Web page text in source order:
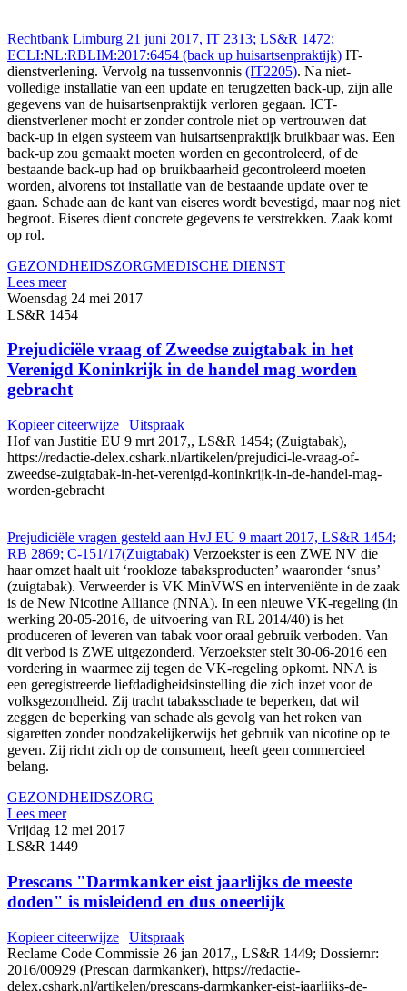
Rechtbank Limburg 21 juni 2017, IT 2313; LS&R 1472;
ECLI:NL:RBLIM:2017:6454 (back up huisartsenpraktijk) IT-
dienstverlening. Vervolg na tussenvonnis (IT2205). Na niet-
volledige installatie van een update en terugzetten back-up, zijn alle
gegevens van de huisartsenpraktijk verloren gegaan. ICT-
dienstverlener mocht er zonder controle niet op vertrouwen dat
back-up in eigen systeem van huisartsenpraktijk bruikbaar was. Een
back-up zou gemaakt moeten worden en gecontroleerd, of de
bestaande back-up had op bruikbaarheid gecontroleerd moeten
worden, alvorens tot installatie van de bestaande update over te
gaan. Schade aan de kant van eiseres wordt bevestigd, maar nog niet
begroot. Eiseres dient concrete gegevens te verstrekken. Zaak komt
op rol.
GEZONDHEIDSZORGMEDISCHE DIENST
Lees meer
Woensdag 24 mei 2017
LS&R 1454
Prejudiciële vraag of Zweedse zuigtabak in het
Verenigd Koninkrijk in de handel mag worden
gebracht
Kopieer citeerwijze | Uitspraak
Hof van Justitie EU 9 mrt 2017,, LS&R 1454; (Zuigtabak),
https://redactie-delex.cshark.nl/artikelen/prejudici-le-vraag-of-
zweedse-zuigtabak-in-het-verenigd-koninkrijk-in-de-handel-mag-
worden-gebracht
Prejudiciële vragen gesteld aan HvJ EU 9 maart 2017, LS&R 1454;
RB 2869; C-151/17(Zuigtabak) Verzoekster is een ZWE NV die
haar omzet haalt uit ‘rookloze tabaksproducten’ waaronder ‘snus’
(zuigtabak). Verweerder is VK MinVWS en interveniënte in de zaak
is de New Nicotine Alliance (NNA). In een nieuwe VK-regeling (in
werking 20-05-2016, de uitvoering van RL 2014/40) is het
produceren of leveren van tabak voor oraal gebruik verboden. Van
dit verbod is ZWE uitgezonderd. Verzoekster stelt 30-06-2016 een
vordering in waarmee zij tegen de VK-regeling opkomt. NNA is
een geregistreerde liefdadigheidsinstelling die zich inzet voor de
volksgezondheid. Zij tracht tabaksschade te beperken, dat wil
zeggen de beperking van schade als gevolg van het roken van
sigaretten zonder noodzakelijkerwijs het gebruik van nicotine op te
geven. Zij richt zich op de consument, heeft geen commercieel
belang.
GEZONDHEIDSZORG
Lees meer
Vrijdag 12 mei 2017
LS&R 1449
Prescans "Darmkanker eist jaarlijks de meeste
doden" is misleidend en dus oneerlijk
Kopieer citeerwijze | Uitspraak
Reclame Code Commissie 26 jan 2017,, LS&R 1449; Dossiernr:
2016/00929 (Prescan darmkanker), https://redactie-
delex.cshark.nl/artikelen/prescans-darmkanker-eist-jaarlijks-de-